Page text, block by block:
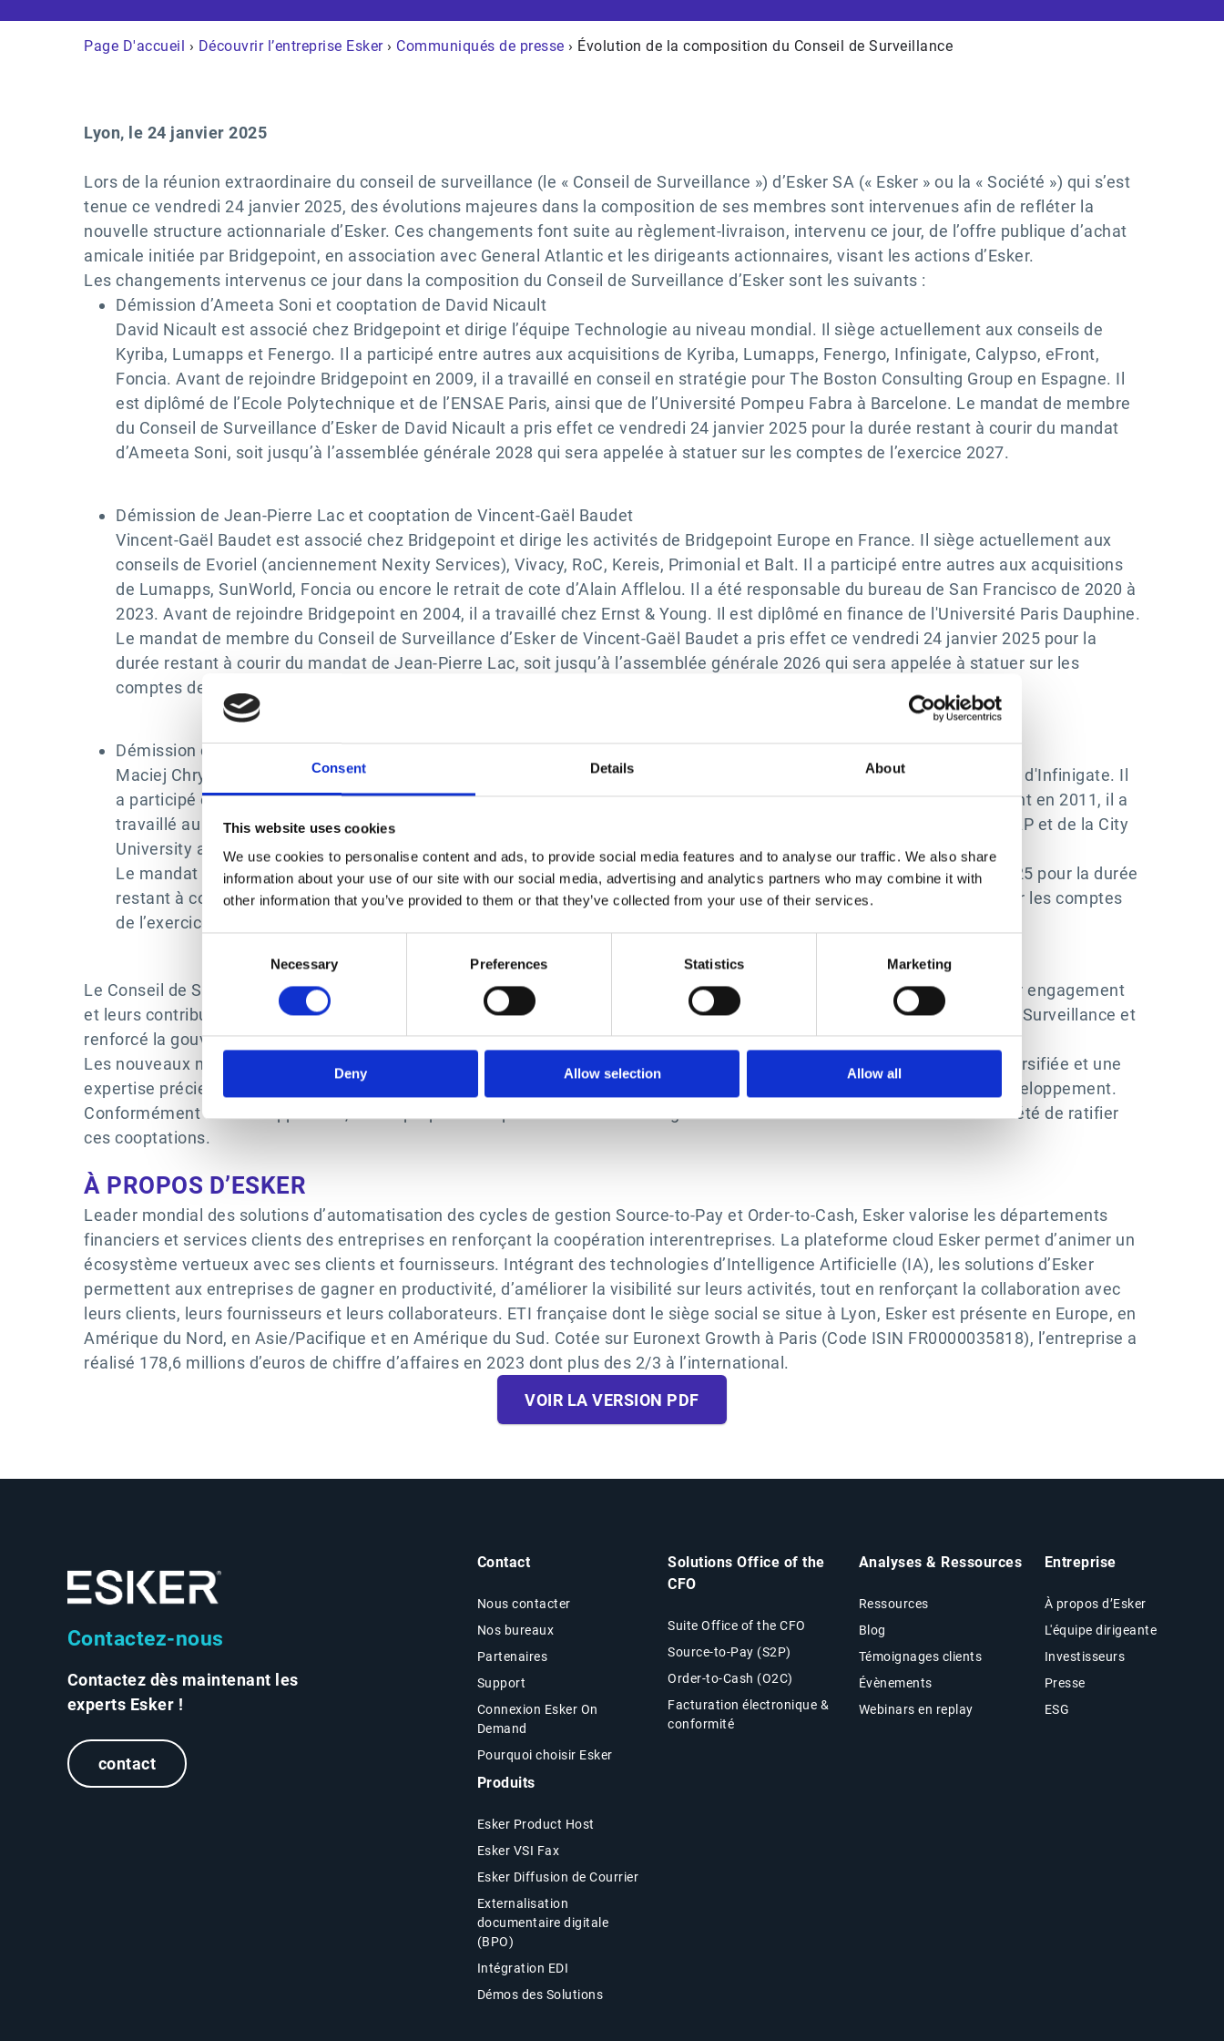
Consent Details About
This website uses cookies
We use cookies to personalise content and ads, to provide social media features and to analyse our traffic. We also share
information about your use of our site with our social media, advertising and analytics partners who may combine it with
other information that you’ve provided to them or that they’ve collected from your use of their services.
Necessary Preferences Statistics Marketing
Deny Allow selection Allow all
Page D'accueil › Découvrir l’entreprise Esker› Communiqués de presse › Évolution de la composition du Conseil de Surveillance
Lyon, le 24 janvier 2025
Lors de la réunion extraordinaire du conseil de surveillance (le « Conseil de Surveillance ») d’Esker SA (« Esker » ou la « Société ») qui s’est
tenue ce vendredi 24 janvier 2025, des évolutions majeures dans la composition de ses membres sont intervenues afin de refléter la
nouvelle structure actionnariale d’Esker. Ces changements font suite au règlement-livraison, intervenu ce jour, de l’offre publique d’achat
amicale initiée par Bridgepoint, en association avec General Atlantic et les dirigeants actionnaires, visant les actions d’Esker.
Les changements intervenus ce jour dans la composition du Conseil de Surveillance d’Esker sont les suivants :
Démission d’Ameeta Soni et cooptation de David Nicault
David Nicault est associé chez Bridgepoint et dirige l’équipe Technologie au niveau mondial. Il siège actuellement aux conseils de
Kyriba, Lumapps et Fenergo. Il a participé entre autres aux acquisitions de Kyriba, Lumapps, Fenergo, Infinigate, Calypso, eFront,
Foncia. Avant de rejoindre Bridgepoint en 2009, il a travaillé en conseil en stratégie pour The Boston Consulting Group en Espagne. Il
est diplômé de l’Ecole Polytechnique et de l’ENSAE Paris, ainsi que de l’Université Pompeu Fabra à Barcelone. Le mandat de membre
du Conseil de Surveillance d’Esker de David Nicault a pris effet ce vendredi 24 janvier 2025 pour la durée restant à courir du mandat
d’Ameeta Soni, soit jusqu’à l’assemblée générale 2028 qui sera appelée à statuer sur les comptes de l’exercice 2027.
Démission de Jean-Pierre Lac et cooptation de Vincent-Gaël Baudet
Vincent-Gaël Baudet est associé chez Bridgepoint et dirige les activités de Bridgepoint Europe en France. Il siège actuellement aux
conseils de Evoriel (anciennement Nexity Services), Vivacy, RoC, Kereis, Primonial et Balt. Il a participé entre autres aux acquisitions
de Lumapps, SunWorld, Foncia ou encore le retrait de cote d’Alain Afflelou. Il a été responsable du bureau de San Francisco de 2020 à
2023. Avant de rejoindre Bridgepoint en 2004, il a travaillé chez Ernst & Young. Il est diplômé en finance de l'Université Paris Dauphine.
Le mandat de membre du Conseil de Surveillance d’Esker de Vincent-Gaël Baudet a pris effet ce vendredi 24 janvier 2025 pour la
durée restant à courir du mandat de Jean-Pierre Lac, soit jusqu’à l’assemblée générale 2026 qui sera appelée à statuer sur les
comptes de l’exercice 2025.
Démission de Steve Vandenberg et cooptation de Maciej Chrystowski
Maciej Chrystowski est directeur chez Bridgepoint et membre de l'équipe Technologie. Il siège actuellement au conseil d'Infinigate. Il
a participé entre autres aux acquisitions de Kyriba, Infinigate, Vivacy, Pharmazell, Infront. Avant de rejoindre Bridgepoint en 2011, il a
travaillé au sein de la banque d'investissement de Bank of America Merrill Lynch à Londres. Il est diplômé de l'ESCP-EAP et de la City
University ainsi que titulaire d'un Diplom-Kaufmann.
Le mandat de membre du Conseil de Surveillance d’Esker de Maciej Chrystowski a pris effet ce vendredi 24 janvier 2025 pour la durée
restant à courir du mandat de Steve Vandenberg, soit jusqu’à l’assemblée générale 2028 qui sera appelée à statuer sur les comptes
de l’exercice 2027.
Le Conseil de Surveillance tient à remercier chaleureusement Jean-Pierre Lac, Steve Vandenberg et Ameeta Soni pour leur engagement
et leurs contributions stratégiques au cours de leur mandat. Leur expertise a grandement enrichi les travaux du Conseil de Surveillance et
renforcé la gouvernance.
Les nouveaux membres cooptés, Vincent-Gaël Baudet, Maciej Chrystowski et David Nicault, apportent une expérience diversifiée et une
expertise précieuse qui contribueront à accompagner l’entreprise dans ses projets futurs et à renforcer sa stratégie de développement.
Conformément au droit applicable, il sera proposé à la prochaine assemblée générale annuelle des actionnaires de la Société de ratifier
ces cooptations.
À PROPOS D’ESKER
Leader mondial des solutions d’automatisation des cycles de gestion Source-to-Pay et Order-to-Cash, Esker valorise les départements
financiers et services clients des entreprises en renforçant la coopération interentreprises. La plateforme cloud Esker permet d’animer un
écosystème vertueux avec ses clients et fournisseurs. Intégrant des technologies d’Intelligence Artificielle (IA), les solutions d’Esker
permettent aux entreprises de gagner en productivité, d’améliorer la visibilité sur leurs activités, tout en renforçant la collaboration avec
leurs clients, leurs fournisseurs et leurs collaborateurs. ETI française dont le siège social se situe à Lyon, Esker est présente en Europe, en
Amérique du Nord, en Asie/Pacifique et en Amérique du Sud. Cotée sur Euronext Growth à Paris (Code ISIN FR0000035818), l’entreprise a
réalisé 178,6 millions d’euros de chiffre d’affaires en 2023 dont plus des 2/3 à l’international.
VOIR LA VERSION PDF
Contactez-nous
Contactez dès maintenant les
experts Esker !
contact
Contact
Nous contacter
Nos bureaux
Partenaires
Support
Connexion Esker On
Demand
Pourquoi choisir Esker
Solutions Office of the
CFO
Suite Office of the CFO
Source-to-Pay (S2P)
Order-to-Cash (O2C)
Facturation électronique &
conformité
Analyses & Ressources
Ressources
Blog
Témoignages clients
Évènements
Webinars en replay
Entreprise
À propos d’Esker
L'équipe dirigeante
Investisseurs
Presse
ESG
Produits
Esker Product Host
Esker VSI Fax
Esker Diffusion de Courrier
Externalisation
documentaire digitale
(BPO)
Intégration EDI
Démos des Solutions